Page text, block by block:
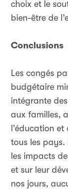
choix et le
bien-être de
Conclusions
Les congés
budgétaire
intégrante
aux familles,
l’éducation
tous les pays.
les impacts
et sur leur
nos jours,